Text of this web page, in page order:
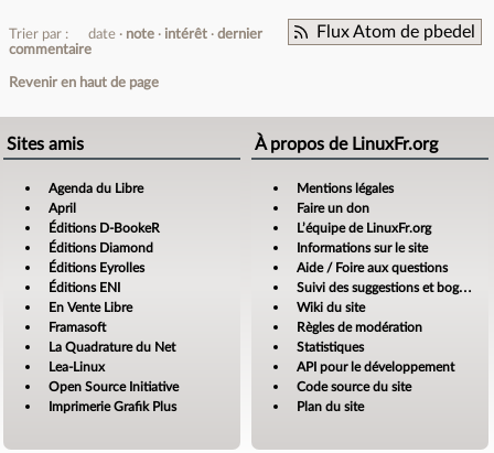
Flux Atom de pbedel
Trier par : date note intérêt
dernier
commentaire
Revenir en haut de page
Sites amis
Agenda du Libre
April
Éditions D-BookeR
Éditions Diamond
Éditions Eyrolles
Éditions ENI
En Vente Libre
Framasoft
La Quadrature du Net
Lea-Linux
Open Source Initiative
Imprimerie Grafik Plus
À propos de LinuxFr.org
Mentions légales
Faire un don
L’équipe de LinuxFr.org
Informations sur le site
Aide / Foire aux questions
Suivi des suggestions et bogues
Wiki du site
Règles de modération
Statistiques
API pour le développement
Code source du site
Plan du site